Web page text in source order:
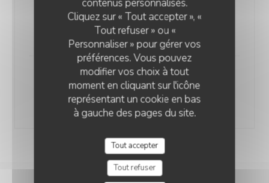
contenus personnalisés.
Cliquez sur « Tout accepter », «
Tout refuser » ou «
Personnaliser » pour gérer vos
préférences. Vous pouvez
modifier vos choix à tout
moment en cliquant sur l'icône
représentant un cookie en bas
à gauche des pages du site.
Tout accepter
Tout refuser
Bandol - Cuvée M
Provence
29,00 EUR
AOP Maison Ste Marguerite
Provence
35,00 EUR